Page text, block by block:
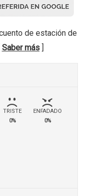
de estación de
Saber más]
TRISTE
0%
ENFADADO
0%